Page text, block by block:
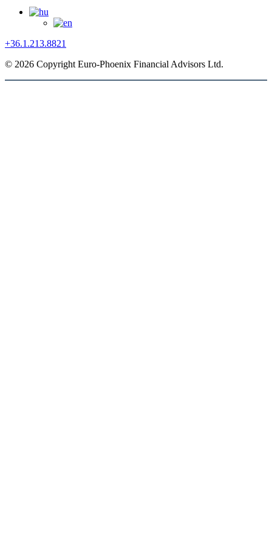
+36.1.213.8821
© 2026 Copyright Euro-Phoenix Financial Advisors Ltd.